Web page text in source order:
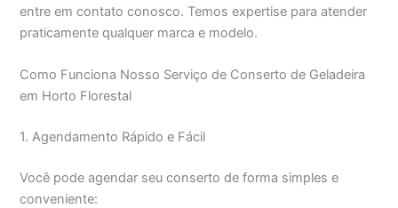
entre em contato conosco. Temos expertise para atender
praticamente qualquer marca e modelo.
Como Funciona Nosso Serviço de Conserto de Geladeira
em Horto Florestal
1. Agendamento Rápido e Fácil
Você pode agendar seu conserto de forma simples e
conveniente: